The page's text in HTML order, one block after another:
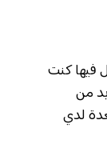
يبلغ 38 عام يقول فيها كنت
من
لدي